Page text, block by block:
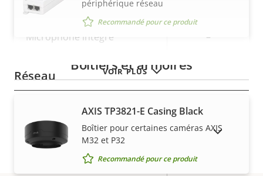
Description
propriété
Valeur de
la
propriété
Prise en charge audio
Microphone intégré –
Réseau
de la
propriété
Valeur de
la
propriété
Sécurité
VOIR PLUS
périphérique réseau
Recommandé pour ce produit
Boîtiers et armoires
AXIS TP3821-E Casing Black
Boîtier pour certaines caméras AXIS
M32 et P32
Recommandé pour ce produit
AFFICHER LES PRODUITS ABANDONNÉS